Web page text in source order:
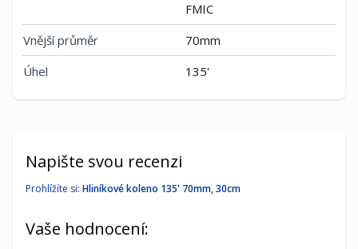
FMIC
Vnější průměr
70mm
Úhel
135'
Napište svou recenzi
Prohlížíte si: Hliníkové koleno 135' 70mm, 30cm
Vaše hodnocení: